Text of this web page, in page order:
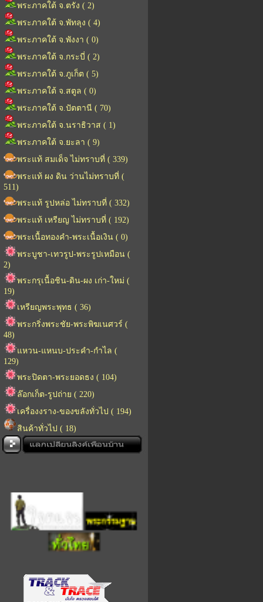
พระภาคใต้ จ.ตรัง ( 2)
พระภาคใต้ จ.พัทลุง ( 4)
พระภาคใต้ จ.พังงา ( 0)
พระภาคใต้ จ.กระบี่ ( 2)
พระภาคใต้ จ.ภูเก็ต ( 5)
พระภาคใต้ จ.สตูล ( 0)
พระภาคใต้ จ.ปัตตานี ( 70)
พระภาคใต้ จ.นราธิวาส ( 1)
พระภาคใต้ จ.ยะลา ( 9)
พระแท้ สมเด็จ ไม่ทราบที่ ( 339)
พระแท้ ผง ดิน ว่านไม่ทราบที่ (
511)
พระแท้ รูปหล่อ ไม่ทราบที่ ( 332)
พระแท้ เหรียญ ไม่ทราบที่ ( 192)
พระเนื้อทองคำ-พระเนื้อเงิน ( 0)
พระบูชา-เทวรูป-พระรูปเหมือน (
2)
พระกรุเนื้อชิน-ดิน-ผง เก่า-ใหม่ (
19)
เหรียญพระพุทธ ( 36)
พระกริ่งพระชัย-พระพิฆเนศวร์ (
48)
แหวน-แหนบ-ประคำ-กำไล (
129)
พระปิดตา-พระยอดธง ( 104)
ล๊อกเก็ต-รูปถ่าย ( 220)
เครื่องงราง-ของขลังทั่วไป ( 194)
สินค้าทั่วไป ( 18)